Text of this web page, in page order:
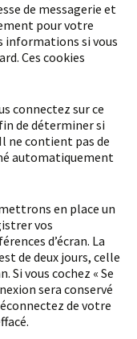
de messagerie et
pour votre
informations si vous
Ces cookies
de déterminer si
ne contient pas de
automatiquement
vos
d’écran. La
de deux jours, celle
Si vous cochez « Se
sera conservé
de votre